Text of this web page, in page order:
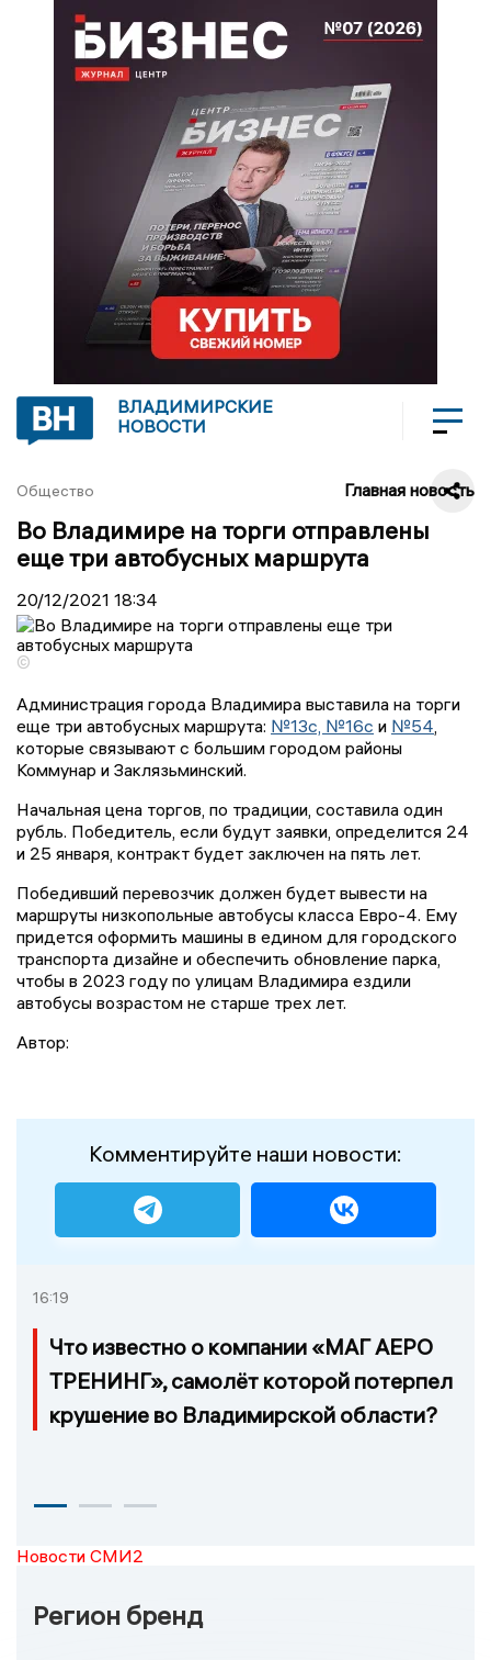
ВЛАДИМИРСКИЕ
НОВОСТИ
Общество Главная новость
Во Владимире на торги отправлены
еще три автобусных маршрута
20/12/2021 18:34
©
Администрация города Владимира выставила на торги
еще три автобусных маршрута: №13с, №16с и №54
которые связывают с большим городом районы
Коммунар и Заклязьминский.
Начальная цена торгов, по традиции, составила один
рубль. Победитель, если будут заявки, определится 24
и 25 января, контракт будет заключен на пять лет.
Победивший перевозчик должен будет вывести на
маршруты низкопольные автобусы класса Евро-4. Ему
придется оформить машины в едином для городского
транспорта дизайне и обеспечить обновление парка,
чтобы в 2023 году по улицам Владимира ездили
автобусы возрастом не старше трех лет.
Автор:
Комментируйте наши новости:
16:19
Что известно о компании «МАГ АЕРО
ТРЕНИНГ», самолёт которой потерпел
крушение во Владимирской области?
Новости СМИ2
Регион бренд